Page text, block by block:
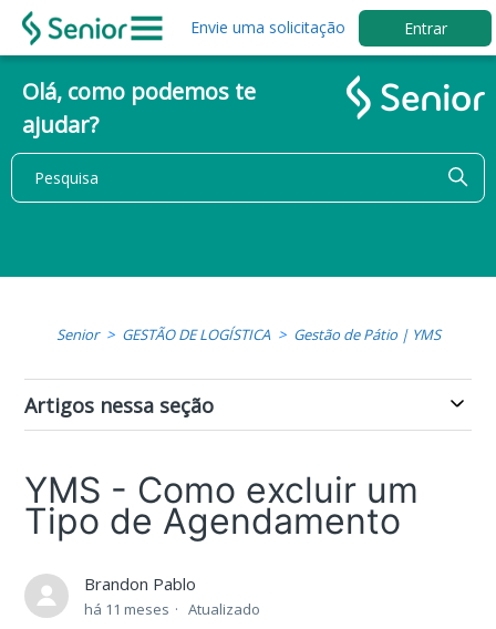
Envie uma solicitação Entrar
Olá, como podemos te
ajudar?
Senior GESTÃO DE LOGÍSTICA Gestão de Pátio | YMS
Artigos nessa seção
YMS - Como excluir um
Tipo de Agendamento
Brandon Pablo
há 11 meses Atualizado